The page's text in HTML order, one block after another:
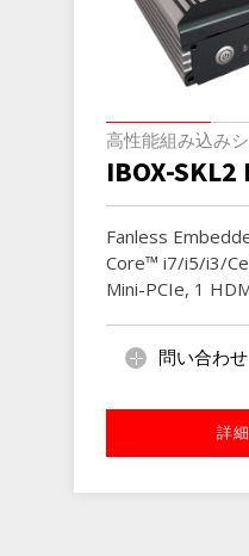
高性能組み込み
IBOX-SKL2
Fanless
Core™ i7/i5/i3/
Mini-PCIe, 1
問い合わせ
詳